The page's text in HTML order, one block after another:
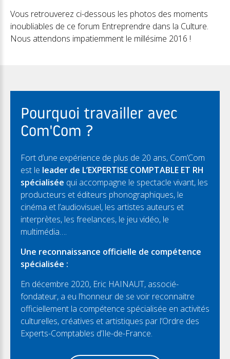
Vous retrouverez ci-dessous les photos des moments
inoubliables de ce forum Entreprendre dans la Culture.
Nous attendons impatiemment le millésime 2016 !
Pourquoi travailler avec
Com'Com ?
Fort d’une expérience de plus de 20 ans, Com’Com
est le leader de L’EXPERTISE COMPTABLE ET RH
spécialisée qui accompagne le spectacle vivant, les
producteurs et éditeurs phonographiques, le
cinéma et l’audiovisuel, les artistes auteurs et
interprètes, les freelances, le jeu vidéo, le
multimédia….
Une reconnaissance officielle de compétence
spécialisée :
En décembre 2020, Eric HAINAUT, associé-
fondateur, a eu l’honneur de se voir reconnaitre
officiellement la compétence spécialisée en activités
culturelles, créatives et artistiques par l’Ordre des
Experts-Comptables d’Ile-de-France.